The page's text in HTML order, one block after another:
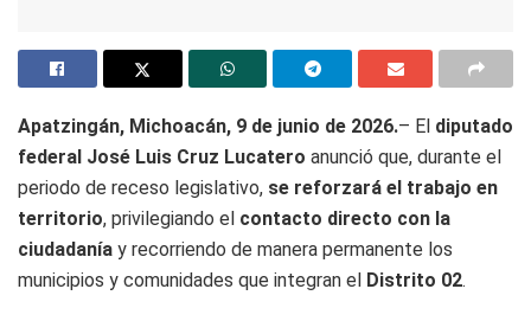
Apatzingán, Michoacán, 9 de junio de 2026.– El diputado
federal José Luis Cruz Lucatero anunció que, durante el
periodo de receso legislativo, se reforzará el trabajo en
territorio, privilegiando el contacto directo con la
ciudadanía y recorriendo de manera permanente los
municipios y comunidades que integran el Distrito 02.